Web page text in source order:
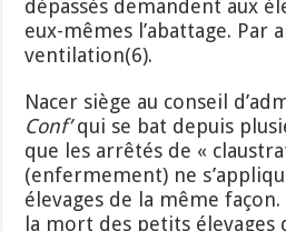
dépassés demandent aux
eux-mêmes l’abattage. Par
ventilation(6).
Nacer siège au conseil
Conf’qui se bat depuis
que les arrêtés de «
(enfermement) ne
élevages de la même façon.
la mort des petits élevages